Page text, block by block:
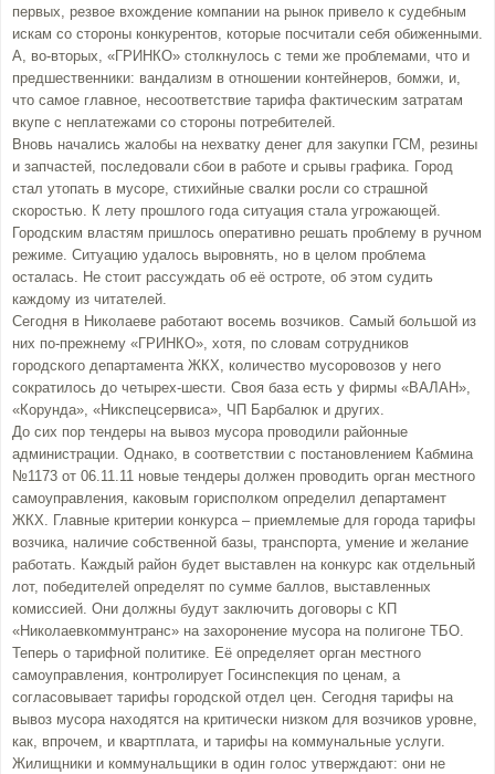
первых, резвое вхождение компании на рынок привело к судебным
искам со стороны конкурентов, которые посчитали себя обиженными.
А, во-вторых, «ГРИНКО» столкнулось с теми же проблемами, что и
предшественники: вандализм в отношении контейнеров, бомжи, и,
что самое главное, несоответствие тарифа фактическим затратам
вкупе с неплатежами со стороны потребителей.
Вновь начались жалобы на нехватку денег для закупки ГСМ, резины
и запчастей, последовали сбои в работе и срывы графика. Город
стал утопать в мусоре, стихийные свалки росли со страшной
скоростью. К лету прошлого года ситуация стала угрожающей.
Городским властям пришлось оперативно решать проблему в ручном
режиме. Ситуацию удалось выровнять, но в целом проблема
осталась. Не стоит рассуждать об её остроте, об этом судить
каждому из читателей.
Сегодня в Николаеве работают восемь возчиков. Самый большой из
них по-прежнему «ГРИНКО», хотя, по словам сотрудников
городского департамента ЖКХ, количество мусоровозов у него
сократилось до четырех-шести. Своя база есть у фирмы «ВАЛАН»,
«Корунда», «Никспецсервиса», ЧП Барбалюк и других.
До сих пор тендеры на вывоз мусора проводили районные
администрации. Однако, в соответствии с постановлением Кабмина
№1173 от 06.11.11 новые тендеры должен проводить орган местного
самоуправления, каковым горисполком определил департамент
ЖКХ. Главные критерии конкурса – приемлемые для города тарифы
возчика, наличие собственной базы, транспорта, умение и желание
работать. Каждый район будет выставлен на конкурс как отдельный
лот, победителей определят по сумме баллов, выставленных
комиссией. Они должны будут заключить договоры с КП
«Николаевкоммунтранс» на захоронение мусора на полигоне ТБО.
Теперь о тарифной политике. Её определяет орган местного
самоуправления, контролирует Госинспекция по ценам, а
согласовывает тарифы городской отдел цен. Сегодня тарифы на
вывоз мусора находятся на критически низком для возчиков уровне,
как, впрочем, и квартплата, и тарифы на коммунальные услуги.
Жилищники и коммунальщики в один голос утверждают: они не